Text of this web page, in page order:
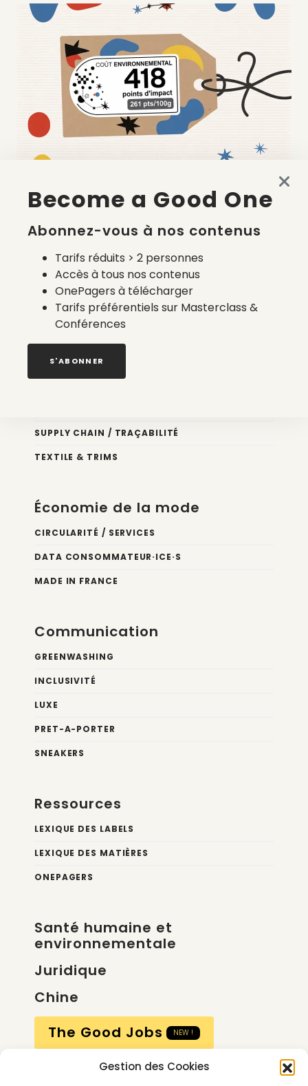
Gestion des Cookies
environnemental français ?
Nos newsletters
Éco conception
SUPPLY CHAIN / TRAÇABILITÉ
TEXTILE & TRIMS
Économie de la mode
CIRCULARITÉ / SERVICES
DATA CONSOMMATEUR·ICE·S
MADE IN FRANCE
Communication
GREENWASHING
INCLUSIVITÉ
LUXE
PRET-A-PORTER
SNEAKERS
Ressources
LEXIQUE DES LABELS
LEXIQUE DES MATIÈRES
ONEPAGERS
Santé humaine et
environnementale
Juridique
Chine
The Good Jobs
NEW !
Become a Good One
Abonnez-vous à nos contenus
Tarifs réduits > 2 personnes
Accès à tous nos contenus
OnePagers à télécharger
Tarifs préférentiels sur Masterclass &
Conférences
S'ABONNER